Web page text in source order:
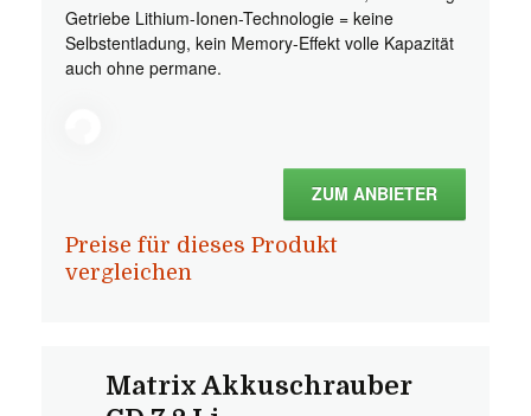
Getriebe Lithium-Ionen-Technologie = keine
Selbstentladung, kein Memory-Effekt volle Kapazität
auch ohne permane.
ZUM ANBIETER
Preise für dieses Produkt
vergleichen
Matrix Akkuschrauber